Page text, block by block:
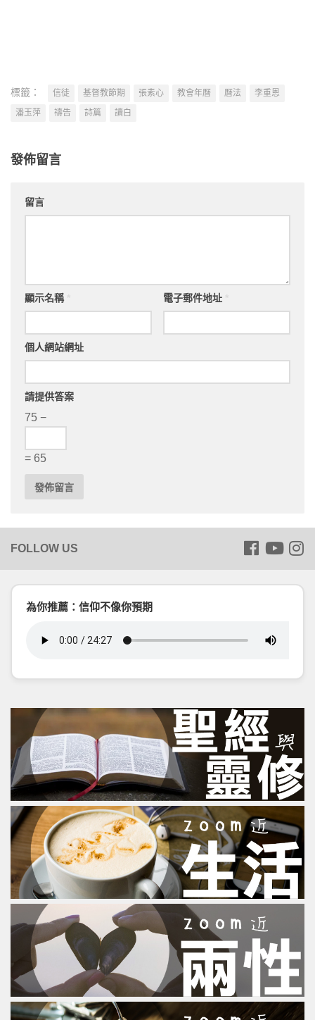
標籤： 信徒 基督教節期 張素心 教會年曆 曆法
李重恩
潘玉萍
禱告 詩篇 讀白
發佈留言
留言
顯示名稱 電子郵件地址
個人網站網址
請提供答案
75 −
= 65
為你推薦：信仰不像你預期